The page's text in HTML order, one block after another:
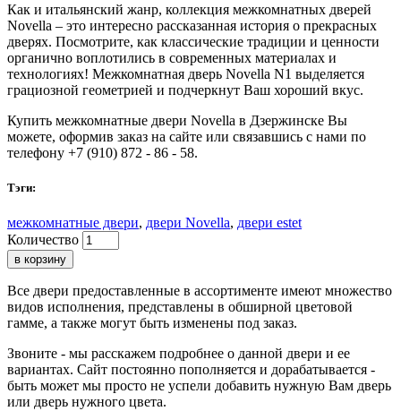
Как и итальянский жанр, коллекция межкомнатных дверей
Novella – это интересно рассказанная история о прекрасных
дверях. Посмотрите, как классические традиции и ценности
органично воплотились в современных материалах и
технологиях! Межкомнатная дверь Novella N1 выделяетcя
грациозной геометрией и подчеркнут Ваш хороший вкус.
Купить межкомнатные двери Novella в Дзержинске Вы
можете, оформив заказ на сайте или связавшись с нами по
телефону +7 (910) 872 - 86 - 58.
Тэги:
межкомнатные двери, двери Novella, двери estet
Количество
в корзину
Все двери предоставленные в ассортименте имеют множество
видов исполнения, представлены в обширной цветовой
гамме, а также могут быть изменены под заказ.
Звоните - мы расскажем подробнее о данной двери и ее
вариантах. Сайт постоянно пополняется и дорабатывается -
быть может мы просто не успели добавить нужную Вам дверь
или дверь нужного цвета.